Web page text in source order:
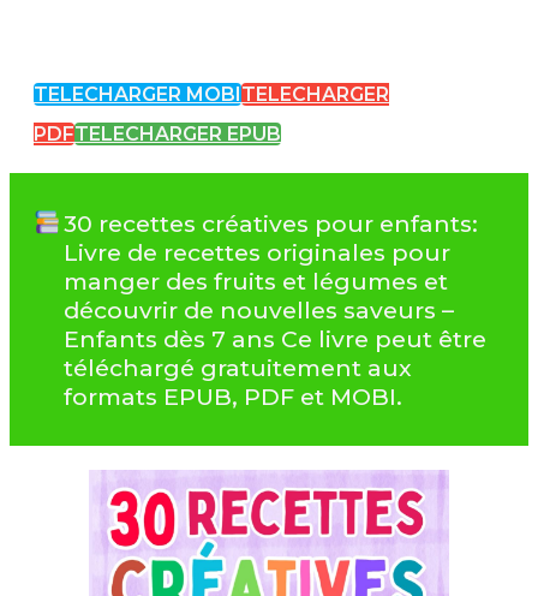
TELECHARGER MOBI TELECHARGER
PDFTELECHARGER EPUB
30 recettes créatives pour enfants:
Livre de recettes originales pour
manger des fruits et légumes et
découvrir de nouvelles saveurs –
Enfants dès 7 ans Ce livre peut être
téléchargé gratuitement aux
formats EPUB, PDF et MOBI.